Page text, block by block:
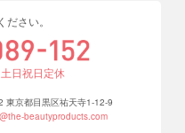
さい。
日祝日定休
東京都目黒区祐天寺1-12-9
beautyproducts.com